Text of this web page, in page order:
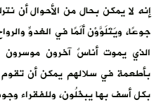
إنه لا يمكن بحال من الأحوال أن
جوعًا، ويَتَلَوَّوْن ألَمًا في الغدوِّ
الذي يموت أناسٌ آخرون موسرون
بأطعمة في سلالهم يمكن أن تقوم
بكل أسف بها يبخَلُون، وللفقراء